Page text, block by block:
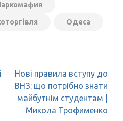
Одеса
Нові правила вступу до
ВНЗ: що потрібно знати
майбутнім студентам |
Микола Трофименко